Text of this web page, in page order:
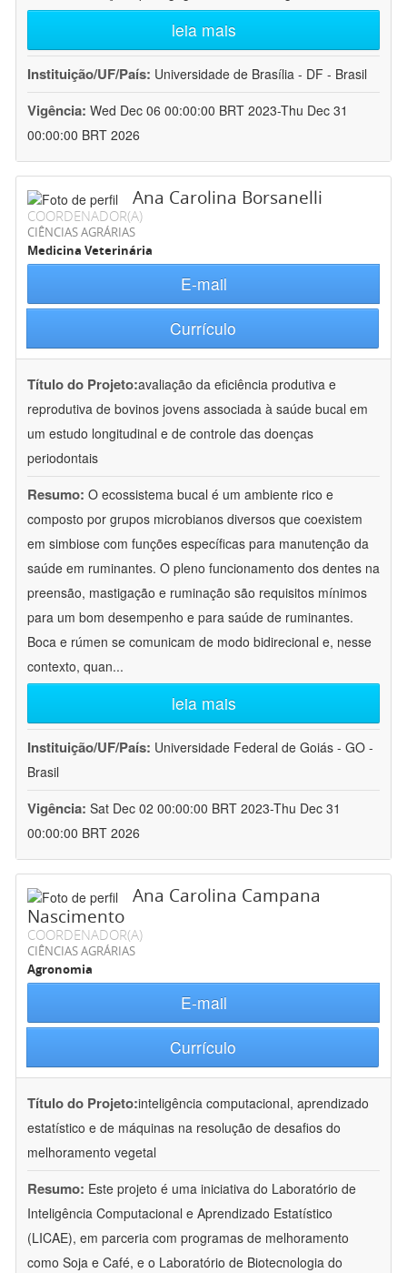
leia mais
Instituição/UF/País: Universidade de Brasília - DF - Brasil
Vigência: Wed Dec 06 00:00:00 BRT 2023-Thu Dec 31
00:00:00 BRT 2026
Ana Carolina Borsanelli
COORDENADOR(A)
CIÊNCIAS AGRÁRIAS
Medicina Veterinária
E-mail
Currículo
Título do Projeto:avaliação da eficiência produtiva e
reprodutiva de bovinos jovens associada à saúde bucal em
um estudo longitudinal e de controle das doenças
periodontais
Resumo: O ecossistema bucal é um ambiente rico e
composto por grupos microbianos diversos que coexistem
em simbiose com funções específicas para manutenção da
saúde em ruminantes. O pleno funcionamento dos dentes na
preensão, mastigação e ruminação são requisitos mínimos
para um bom desempenho e para saúde de ruminantes.
Boca e rúmen se comunicam de modo bidirecional e, nesse
contexto, quan...
leia mais
Instituição/UF/País: Universidade Federal de Goiás - GO -
Brasil
Vigência: Sat Dec 02 00:00:00 BRT 2023-Thu Dec 31
00:00:00 BRT 2026
Ana Carolina Campana
Nascimento
COORDENADOR(A)
CIÊNCIAS AGRÁRIAS
Agronomia
E-mail
Currículo
Título do Projeto:inteligência computacional, aprendizado
estatístico e de máquinas na resolução de desafios do
melhoramento vegetal
Resumo: Este projeto é uma iniciativa do Laboratório de
Inteligência Computacional e Aprendizado Estatístico
(LICAE), em parceria com programas de melhoramento
como Soja e Café, e o Laboratório de Biotecnologia do